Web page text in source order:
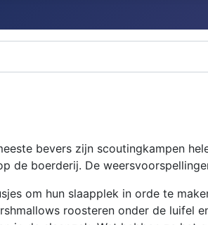
bevers zijn scoutingkampen
de boerderij. De
om hun slaapplek in orde te
roosteren onder de luifel